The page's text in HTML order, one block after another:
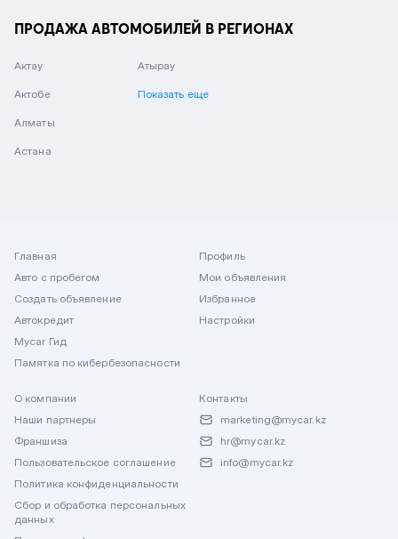
ПРОДАЖА АВТОМОБИЛЕЙ В РЕГИОНАХ
Актау
Актобе
Алматы
Астана
Атырау
Показать еще
Главная
Авто с пробегом
Создать объявление
Автокредит
Mycar Гид
Памятка по кибербезопасности
Профиль
Мои объявления
Избранное
Настройки
О компании
Наши партнеры
Франшиза
Пользовательское соглашение
Политика конфиденциальности
Сбор и обработка персональных
данных
Контакты
marketing@mycar.kz
hr@mycar.kz
info@mycar.kz